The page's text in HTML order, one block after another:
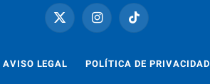
X
(Twitter)
InstagramTikTok
AVISO LEGAL POLÍTICA DE PRIVACIDAD